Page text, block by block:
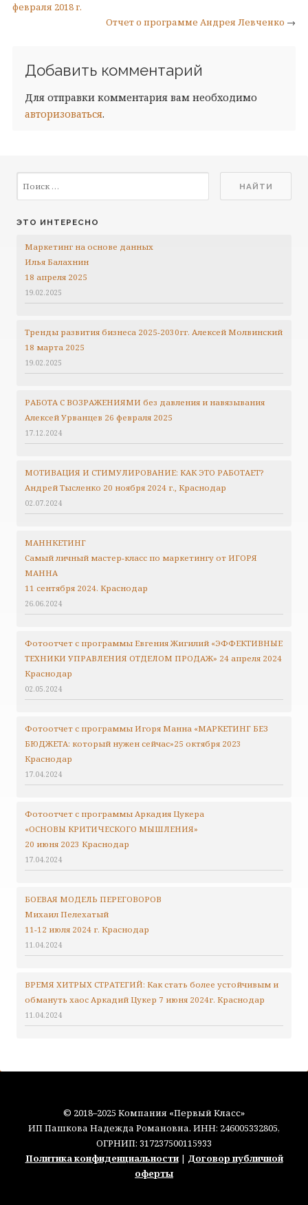
февраля 2018 г.
Отчет о программе Андрея Левченко →
Добавить комментарий
Для отправки комментария вам необходимо
авторизоваться.
ЭТО ИНТЕРЕСНО
Маркетинг на основе данных
Илья Балахнин
18 апреля 2025
19.02.2025
Тренды развития бизнеса 2025-2030гг. Алексей Молвинский
18 марта 2025
19.02.2025
РАБОТА С ВОЗРАЖЕНИЯМИ без давления и навязывания
Алексей Урванцев 26 февраля 2025
17.12.2024
МОТИВАЦИЯ И СТИМУЛИРОВАНИЕ: КАК ЭТО РАБОТАЕТ?
Андрей Тысленко 20 ноября 2024 г., Краснодар
02.07.2024
МАННКЕТИНГ
Самый личный мастер-класс по маркетингу от ИГОРЯ
МАННА
11 сентября 2024. Краснодар
26.06.2024
Фотоотчет с программы Евгения Жигилий «ЭФФЕКТИВНЫЕ
ТЕХНИКИ УПРАВЛЕНИЯ ОТДЕЛОМ ПРОДАЖ» 24 апреля 2024
Краснодар
02.05.2024
Фотоотчет с программы Игоря Манна «МАРКЕТИНГ БЕЗ
БЮДЖЕТА: который нужен сейчас»25 октября 2023
Краснодар
17.04.2024
Фотоотчет с программы Аркадия Цукера
«ОСНОВЫ КРИТИЧЕСКОГО МЫШЛЕНИЯ»
20 июня 2023 Краснодар
17.04.2024
БОЕВАЯ МОДЕЛЬ ПЕРЕГОВОРОВ
Михаил Пелехатый
11-12 июля 2024 г. Краснодар
11.04.2024
ВРЕМЯ ХИТРЫХ СТРАТЕГИЙ: Как стать более устойчивым и
обмануть хаос Аркадий Цукер 7 июня 2024г. Краснодар
11.04.2024
© 2018–2025 Компания «Первый Класс»
ИП Пашкова Надежда Романовна. ИНН: 246005332805,
ОГРНИП: 317237500115933
Политика конфиденциальности| Договор публичной
оферты